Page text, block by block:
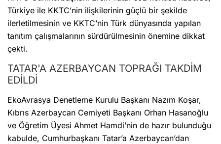
Türkiye ile KKTC’nin ilişkilerinin güçlü bir şekilde
ilerletilmesinin ve KKTC’nin Türk dünyasında yapılan
tanıtım çalışmalarının sürdürülmesinin önemine dikkat
çekti.
TATAR'A AZERBAYCAN TOPRAĞI TAKDİM
EDİLDİ
EkoAvrasya Denetleme Kurulu Başkanı Nazım Koşar,
Kıbrıs Azerbaycan Cemiyeti Başkanı Orhan Hasanoğlu
ve Öğretim Üyesi Ahmet Hamdi’nin de hazır bulunduğu
kabulde, Cumhurbaşkanı Tatar’a Azerbaycan’dan